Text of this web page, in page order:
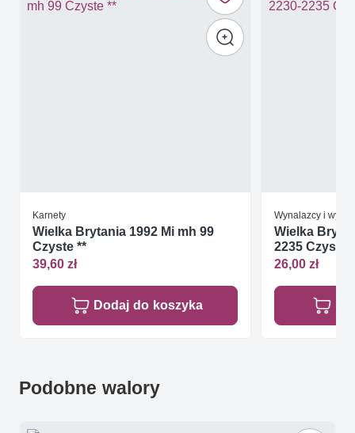
Karnety
Wielka Brytania 1992 Mi mh 99
Czyste **
39,60 zł
Dodaj do koszyka
Wynalazcy i
Wielka
2235 Czyste
26,00 zł
Podobne walory